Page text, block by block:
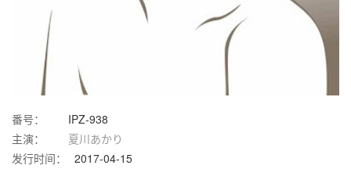
番号：
IPZ-938
主演：
夏川あかり
发行时间：
2017-04-15